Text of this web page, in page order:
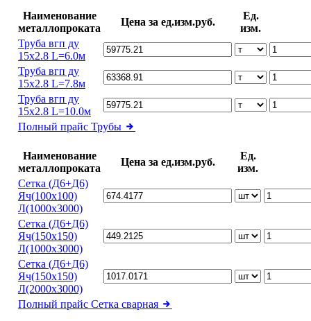
Наименование
металлопроката
Цена за ед.изм.руб.
Ед.
изм.
Труба вгп ду
15х2.8 L=6.0м
Труба вгп ду
15х2.8 L=7.8м
Труба вгп ду
15х2.8 L=10.0м
Полный прайс Трубы
Наименование
металлопроката
Цена за ед.изм.руб.
Ед.
изм.
Сетка (Д6+Д6)
Яч(100х100)
Л(1000х3000)
Сетка (Д6+Д6)
Яч(150х150)
Л(1000х3000)
Сетка (Д6+Д6)
Яч(150х150)
Л(2000х3000)
Полный прайс Сетка сварная